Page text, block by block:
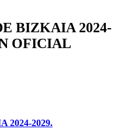
BIZKAIA 2024-
OFICIAL
2024-2029.